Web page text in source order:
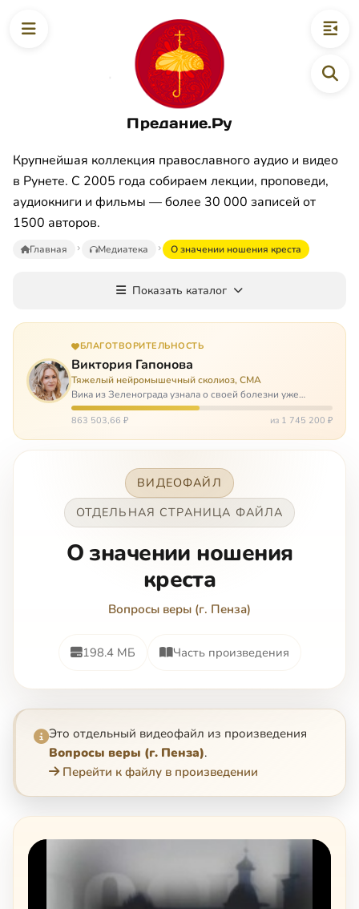
Предание.Ру
Крупнейшая коллекция православного аудио и видео
в Рунете. С 2005 года собираем лекции, проповеди,
аудиокниги и фильмы — более 30 000 записей от
1500 авторов.
Главная Медиатека О значении ношения креста
Показать каталог
БЛАГОТВОРИТЕЛЬНОСТЬ
Виктория Гапонова
Тяжелый нейромышечный сколиоз, СМА
Вика из Зеленограда узнала о своей болезни уже
будучи в сознательном возрасте. Ей пришлось
привыкать к инвалидной коляске и сильнейшему
863 503,66 ₽ из 1 745 200 ₽
ВИДЕОФАЙЛ
ОТДЕЛЬНАЯ СТРАНИЦА ФАЙЛА
О значении ношения
креста
Вопросы веры (г. Пенза)
198.4 МБ Часть произведения
Это отдельный видеофайл из произведения
Вопросы веры (г. Пенза).
Перейти к файлу в произведении